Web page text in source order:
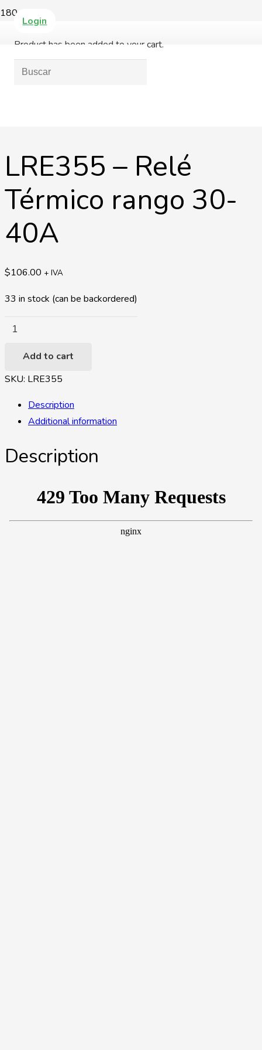
Login
Producthas been added to your cart.
LRE355 – Relé
Térmico rango 30-
40A
$106.00 + IVA
33 in stock (can be backordered)
LRE355
Relé
Térmico
30-
40A
Add to cart
SKU: LRE355
Description
Additional information
Description